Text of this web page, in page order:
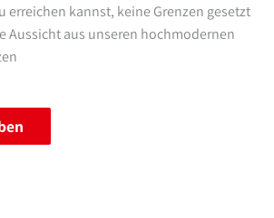
erreichen kannst, keine Grenzen gesetzt
Aussicht aus unseren hochmodernen